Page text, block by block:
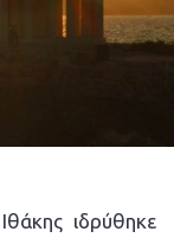
ιδρύθηκε